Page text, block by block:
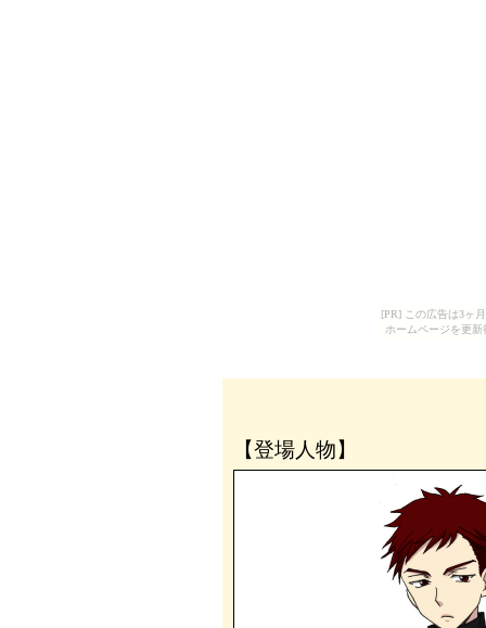
[PR] この広告は3ヶ
ホームページを更
【登場人物】